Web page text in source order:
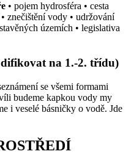
• pojem hydrosféra • cesta
znečištění vody • udržování
územích • legislativa
na 1.-2. třídu)
se všemi formami
budeme kapkou vody my
i veselé básničky o vodě. Jde